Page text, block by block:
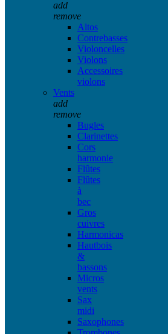
add
remove
Altos
Contrebasses
Violoncelles
Violons
Accessoires
violons
Vents
add
remove
Bugles
Clarinettes
Cors
harmonie
Flûtes
Flûtes
à
bec
Gros
cuivres
Harmonicas
Hautbois
&
bassons
Micros
vents
Sax
midi
Saxophones